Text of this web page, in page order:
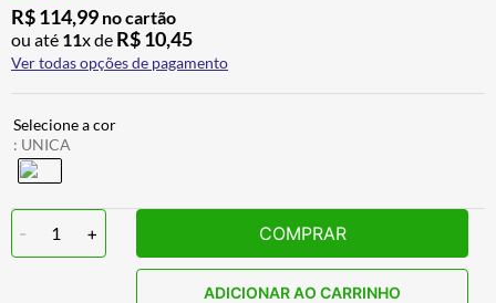
R$114,99 no cartão
ou até 11x de R$10,45
Ver todas opções de pagamento
: UNICA
- 1 + COMPRAR
ADICIONAR AO CARRINHO